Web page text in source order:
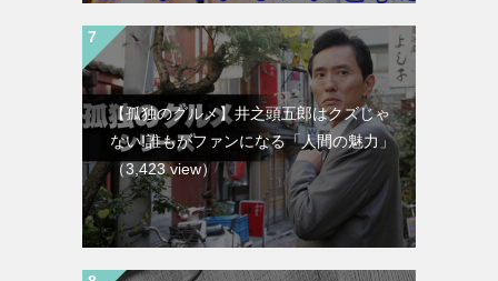
【孤独のグルメ】井之頭五郎はクズじゃ
ない!誰もがファンになる「人間の魅力」
（3,423 view）